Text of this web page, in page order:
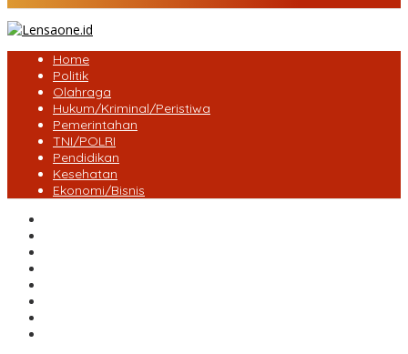
Home
Politik
Olahraga
Hukum/Kriminal/Peristiwa
Pemerintahan
TNI/POLRI
Pendidikan
Kesehatan
Ekonomi/Bisnis